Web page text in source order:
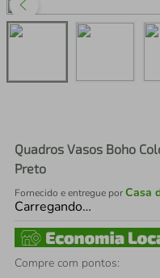
Quadros Vasos Boho
Preto
Fornecido e entregue porCasa
Carregando…
Compre com pontos:
perfume